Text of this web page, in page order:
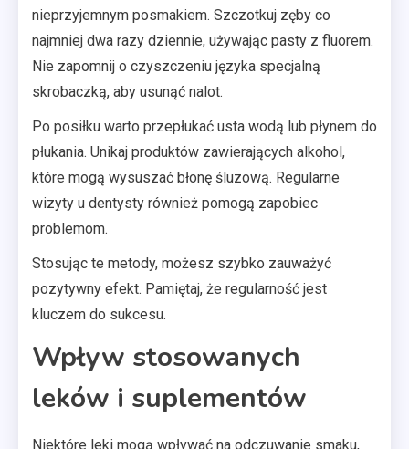
nieprzyjemnym posmakiem. Szczotkuj zęby co
najmniej dwa razy dziennie, używając pasty z fluorem.
Nie zapomnij o czyszczeniu języka specjalną
skrobaczką, aby usunąć nalot.
Po posiłku warto przepłukać usta wodą lub płynem do
płukania. Unikaj produktów zawierających alkohol,
które mogą wysuszać błonę śluzową. Regularne
wizyty u dentysty również pomogą zapobiec
problemom.
Stosując te metody, możesz szybko zauważyć
pozytywny efekt. Pamiętaj, że regularność jest
kluczem do sukcesu.
Wpływ stosowanych
leków i suplementów
Niektóre leki mogą wpływać na odczuwanie smaku,